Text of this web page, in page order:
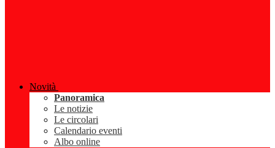
Novità
Panoramica
Le notizie
Le circolari
Calendario eventi
Albo online